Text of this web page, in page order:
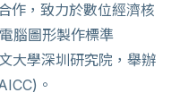
作，致力於數位經濟核
腦圖形製作標準
大學深圳研究院，舉辦
。